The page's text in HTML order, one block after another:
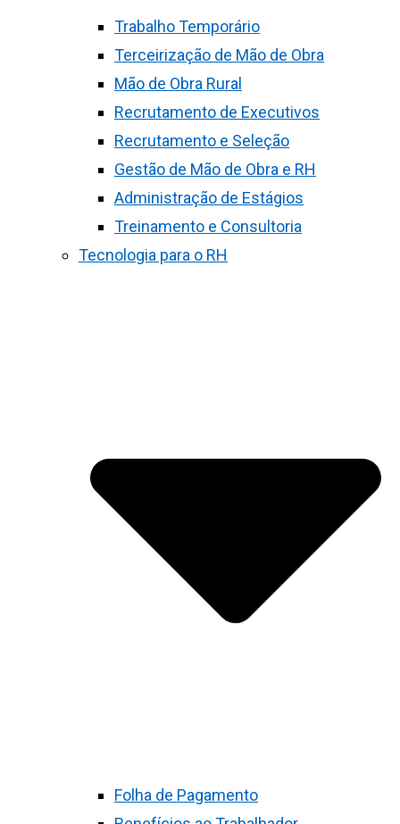
Trabalho Temporário
Terceirização de Mão de Obra
Mão de Obra Rural
Recrutamento de Executivos
Recrutamento e Seleção
Gestão de Mão de Obra e RH
Administração de Estágios
Treinamento e Consultoria
Tecnologia para o RH
Folha de Pagamento